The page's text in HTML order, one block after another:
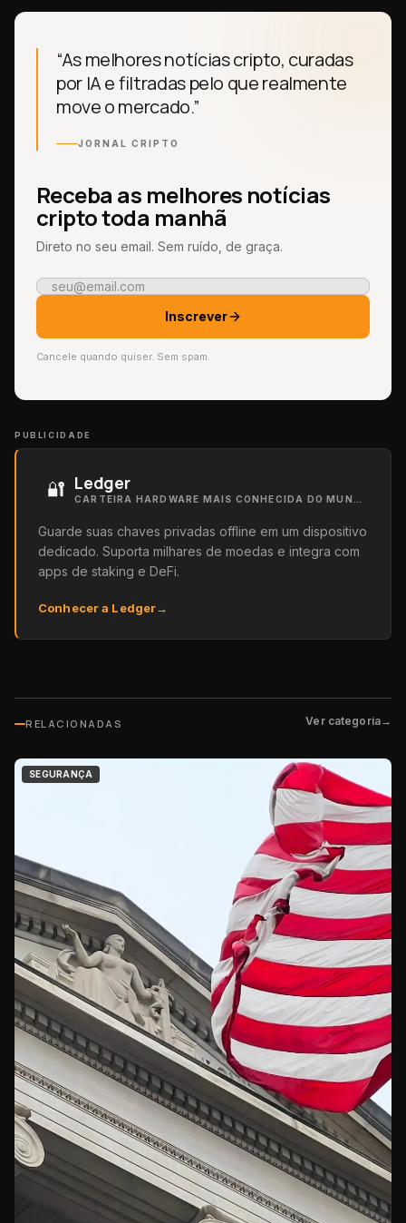
“As melhores notícias cripto, curadas
por IA e filtradas pelo que realmente
move o mercado.”
JORNAL CRIPTO
Receba as melhores notícias
cripto toda manhã
Direto no seu email. Sem ruído, de graça.
Inscrever
Cancele quando quiser. Sem spam.
PUBLICIDADE
🔐 Ledger
Guarde suas chaves privadas offline em um dispositivo
dedicado. Suporta milhares de moedas e integra com
apps de staking e DeFi.
Conhecer a Ledger→
RELACIONADAS Ver categoria→
SEGURANÇA